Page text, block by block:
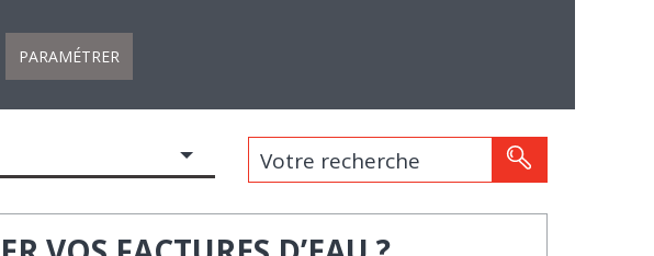
PARAMÉTRER
Votre recherche